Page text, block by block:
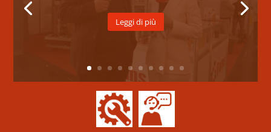
Leggi di più